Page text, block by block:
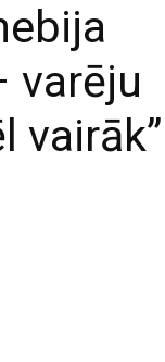
varēju
vairāk”